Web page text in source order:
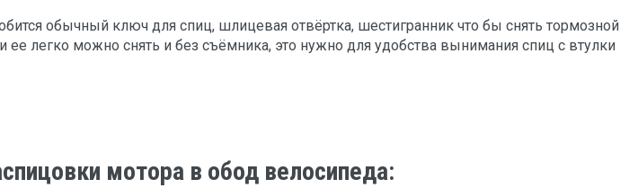
обычный ключ для спиц, шлицевая отвёртка, шестигранник что бы снять тормозной
ее легко можно снять и без съёмника, это нужно для удобства вынимания спиц с втулки
мотора в обод велосипеда: